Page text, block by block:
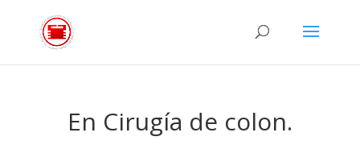
En Cirugía de colon.